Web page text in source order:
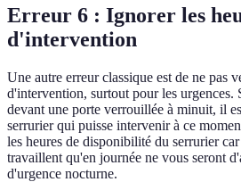
Erreur 6 : Ignorer les
d'intervention
Une autre erreur classique est de ne pas
d'intervention, surtout pour les urgences.
devant une porte verrouillée à minuit, il
serrurier qui puisse intervenir à ce
les heures de disponibilité du serrurier
travaillent qu'en journée ne vous seront
d'urgence nocturne.